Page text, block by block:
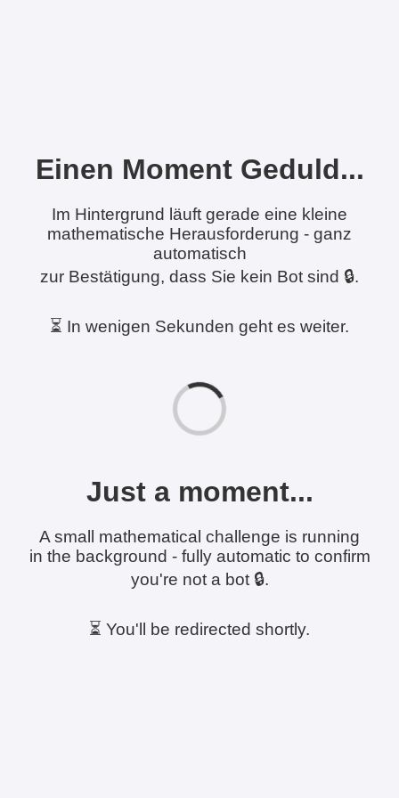
Einen Moment Geduld...
Im Hintergrund läuft gerade eine kleine
mathematische Herausforderung - ganz
automatisch
zur Bestätigung, dass Sie kein Bot sind 🔒.
⏳ In wenigen Sekunden geht es weiter.
Just a moment...
A small mathematical challenge is running
in the background - fully automatic to confirm
you're not a bot 🔒.
⏳ You'll be redirected shortly.